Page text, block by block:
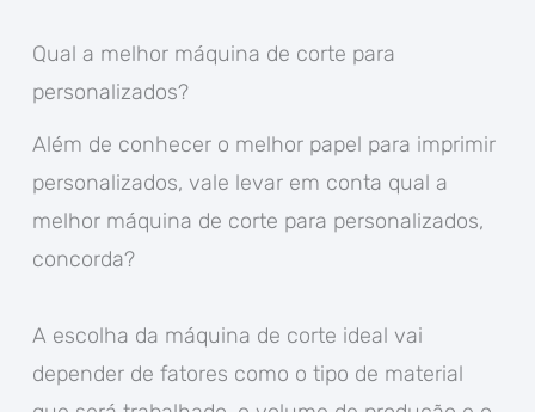
Qual a melhor máquina de corte para
personalizados?
Além de conhecer o melhor papel para imprimir
personalizados, vale levar em conta qual a
melhor máquina de corte para personalizados,
concorda?
A escolha da máquina de corte ideal vai
depender de fatores como o tipo de material